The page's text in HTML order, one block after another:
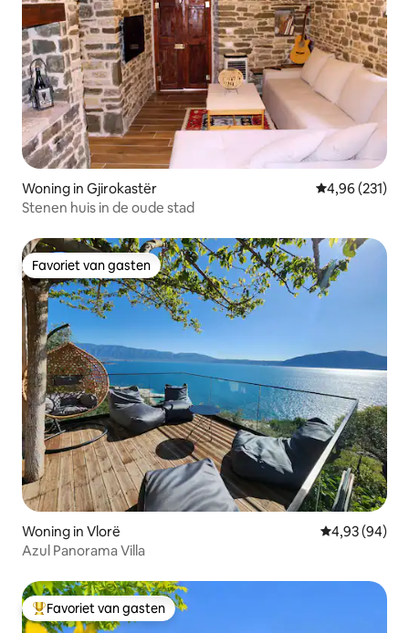
Woning in Gjirokastër Gemiddelde
4,96 (231)
Stenen huis in de oude stad
Favoriet van gasten
Favoriet van gasten
Woning in Vlorë Gemiddelde
4,93 (94)
Azul Panorama Villa
Topfavoriet van gasten
Favoriet van gasten